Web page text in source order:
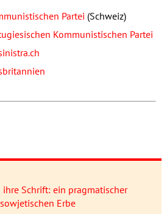
Partei (Schweiz)
Kommunistischen Partei
Schrift: ein pragmatischer
Erbe